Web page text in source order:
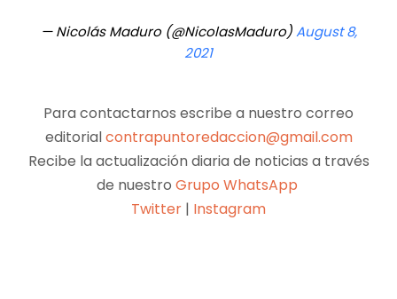
— Nicolás Maduro (@NicolasMaduro)August 8,
2021
Para contactarnos escribe a nuestro correo
editorialcontrapuntoredaccion@gmail.com
Recibe la actualización diaria de noticias a través
de nuestro Grupo WhatsApp
Twitter | Instagram